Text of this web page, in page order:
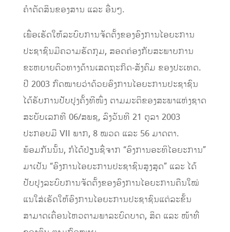
ຄໍາຕັດສິນຂອງສານ ແລະ ອື່ນໆ.
ເພື່ອເຮັດໃຫ້ລະບົບການຈັດຕັ້ງຂອງອົງການໄອຍະການ
ປະຊາຊົນມີຄວາມຮັດກຸມ, ສອດຄ່ອງກັບສະພາບການ
ຂະຫຍາຍຕົວທາງດ້ານເສດຖະກິດ-ສັງຄົມ ຂອງປະເທດ.
ປີ 2003 ກົດໝາຍວ່າດ້ວຍອົງການໄອຍະການປະຊາຊົນ
ໄດ້ຮັບການປັບປຸງຄັ້ງທີໜຶ່ງ ຕາມມະຕິຂອງສະພາແຫ່ງຊາດ
ສະບັບເລກທີ 06/ສພຊ, ລົງວັນທີ 21 ຕຸລາ 2003
ປະກອບມີ VII ພາກ, 8 ໝວດ ແລະ 56 ມາດຕາ.
ພ້ອມກັນນັ້ນ, ກໍໄດ້ປ່ຽນຊື່ຈາກ “ອົງການອະທິໄອຍະການ”
ມາເປັນ “ອົງການໄອຍະການປະຊາຊົນສູງສຸດ” ແລະ ໄດ້
ປັບປຸງລະບົບການຈັດຕັ້ງຂອງອົງການໄອຍະການຄືນໃໝ່
ແນໃສ່ເຮັດໃຫ້ອົງການໄອຍະການປະຊາຊົນແຕ່ລະຂັ້ນ
ສາມາດເຄື່ອນໄຫວຕາມພາລະບົດບາດ, ສິດ ແລະ ໜ້າທີ່